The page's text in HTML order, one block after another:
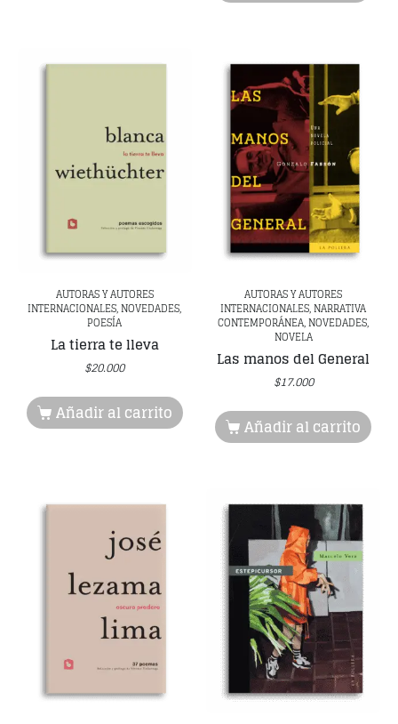
AUTORAS Y AUTORES
INTERNACIONALES, NOVEDADES,
POESÍA
La tierra te lleva
$20.000
Añadir al carrito
AUTORAS Y AUTORES
INTERNACIONALES, NARRATIVA
CONTEMPORÁNEA, NOVEDADES,
NOVELA
Las manos del General
$17.000
Añadir al carrito